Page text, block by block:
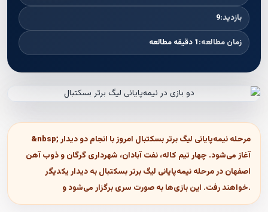
بازدید:9
زمان مطالعه:1 دقیقه مطالعه
&nbsp; مرحله نیمه‌پایانی لیگ برتر بسکتبال امروز با انجام دو دیدار
آغاز می‌شود. چهار تیم کاله، نفت آبادان، شهرداری گرگان و ذوب آهن
اصفهان در مرحله نیمه‌پایانی لیگ برتر بسکتبال به دیدار یکدیگر
خواهند رفت. این بازی‌ها به صورت سری برگزار می‌شود و.